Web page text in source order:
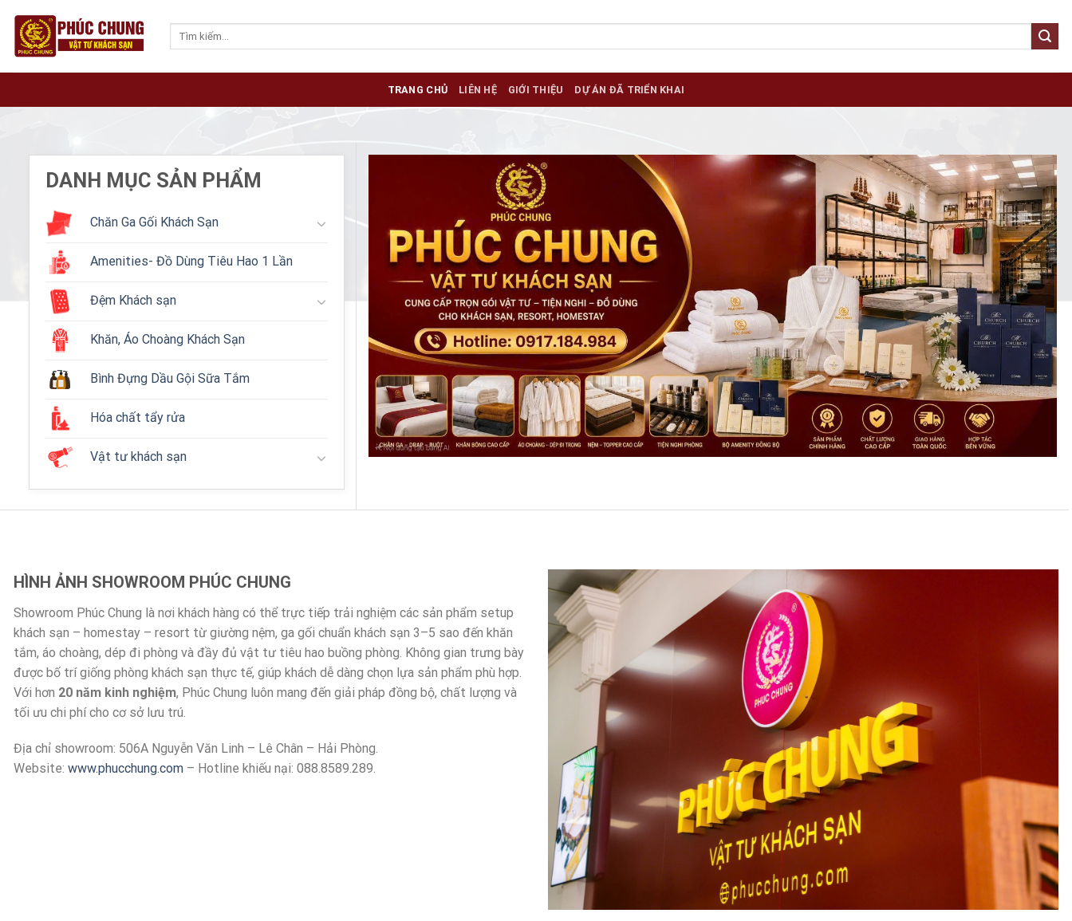
content
Tìm
TRANG CHỦ LIÊN HỆ GIỚI THIỆU DỰ ÁN ĐÃ TRIỂN KHAI
DANH MỤC SẢN PHẨM
Chăn Ga Gối Khách Sạn
Amenities- Đồ Dùng Tiêu Hao 1 Lần
Đệm Khách sạn
Khăn, Áo Choàng Khách Sạn
Bình Đựng Dầu Gội Sữa Tắm
Hóa chất tẩy rửa
Vật tư khách sạn
HÌNH ẢNH SHOWROOM PHÚC CHUNG
Showroom Phúc Chung là nơi khách hàng có thể trực tiếp trải nghiệm các sản phẩm setup
khách sạn – homestay – resort từ giường nệm, ga gối chuẩn khách sạn 3–5 sao đến khăn
tắm, áo choàng, dép đi phòng và đầy đủ vật tư tiêu hao buồng phòng. Không gian trưng bày
được bố trí giống phòng khách sạn thực tế, giúp khách dễ dàng chọn lựa sản phẩm phù hợp.
Với hơn 20 năm kinh nghiệm, Phúc Chung luôn mang đến giải pháp đồng bộ, chất lượng và
tối ưu chi phí cho cơ sở lưu trú.
Địa chỉ showroom: 506A Nguyễn Văn Linh – Lê Chân – Hải Phòng.
Website: www.phucchung.com – Hotline khiếu nại: 088.8589.289.